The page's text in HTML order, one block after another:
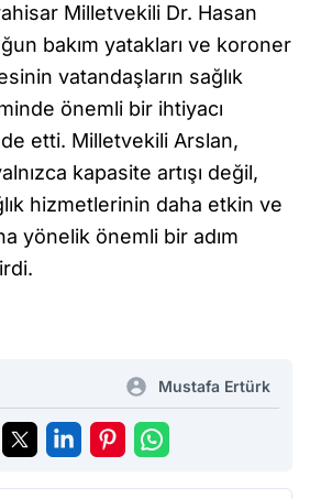
Milletvekili Dr. Hasan
bakım yatakları ve koroner
vatandaşların sağlık
önemli bir ihtiyacı
etti. Milletvekili Arslan,
kapasite artışı değil,
hizmetlerinin daha etkin ve
yönelik önemli bir adım
Mustafa Ertürk